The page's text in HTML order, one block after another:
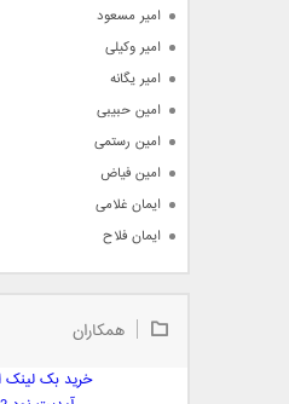
امیر مسعود
امیر وکیلی
امیر یگانه
امین حبیبی
امین رستمی
امین فیاض
ایمان غلامی
ایمان فلاح
بابک جهانبخش
بابک مافیهمکاران
خرید بک لینک